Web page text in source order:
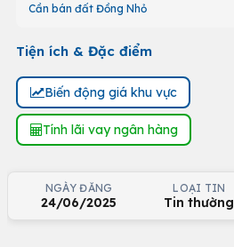
Cần bán đất Đồng Nhỏ
Tiện ích & Đặc điểm
Biến động giá khu vực
Tính lãi vay ngân hàng
NGÀY ĐĂNG
24/06/2025
LOẠI TIN
Tin thường